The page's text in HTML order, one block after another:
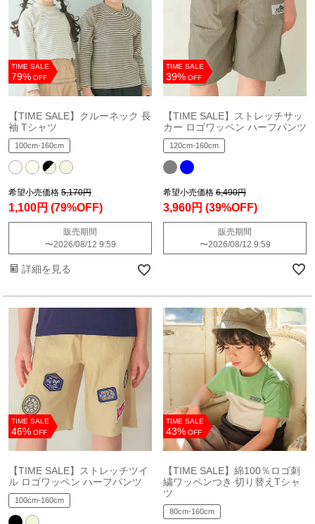
TIME SALE
79% OFF
【TIME SALE】クルーネック 長
袖 Tシャツ
100cm-160cm
希望小売価格 5,170円
1,100円 (79%OFF)
販売期間
〜2026/08/12 9:59
詳細を見る
TIME SALE
39% OFF
【TIME SALE】ストレッチサッ
カー ロゴワッペン ハーフパンツ
120cm-160cm
希望小売価格 6,490円
3,960円 (39%OFF)
販売期間
〜2026/08/12 9:59
TIME SALE
46% OFF
【TIME SALE】ストレッチツイ
ル ロゴワッペン ハーフパンツ
100cm-160cm
TIME SALE
43% OFF
【TIME SALE】綿100％ロゴ刺
繍ワッペンつき 切り替えTシャ
ツ
80cm-160cm